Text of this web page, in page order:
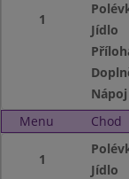
1
Jídlo
Nápoj
Menu
Chod
1
Jídlo